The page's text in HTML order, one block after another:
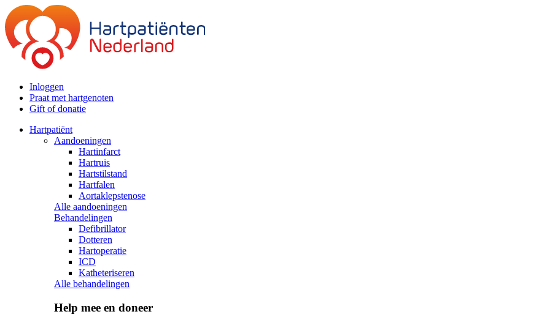
Inloggen
Praat met hartgenoten
Gift of donatie
Hartpatiënt
Aandoeningen
Hartinfarct
Hartruis
Hartstilstand
Hartfalen
Aortaklepstenose
Alle aandoeningen
Behandelingen
Defibrillator
Dotteren
Hartoperatie
ICD
Katheteriseren
Alle behandelingen
Help mee en doneer